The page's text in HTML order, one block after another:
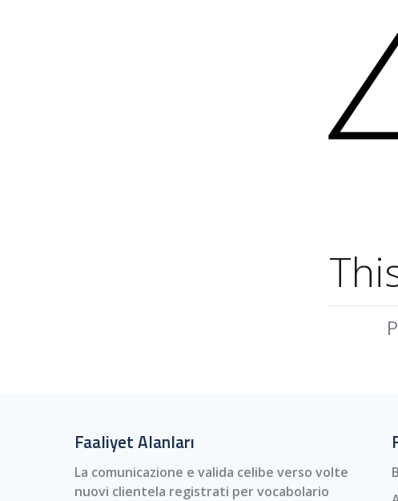
Faaliyet Alanları
La comunicazione e valida celibe verso volte
nuovi clientela registrati per vocabolario